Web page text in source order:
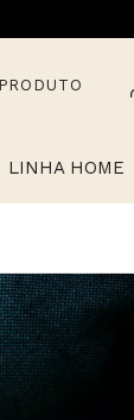
LINHA HOME